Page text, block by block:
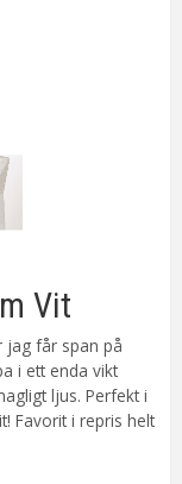
Vit
jag får span på
i ett enda vikt
ljus. Perfekt i
Favorit i repris helt